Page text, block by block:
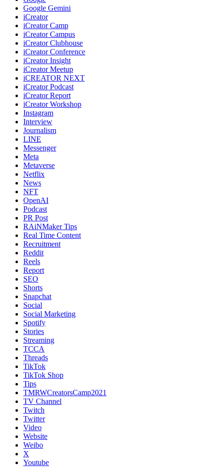
Google Gemini
iCreator
iCreator Camp
iCreator Campus
iCreator Clubhouse
iCreator Conference
iCreator Insight
iCreator Meetup
iCREATOR NEXT
iCreator Podcast
iCreator Report
iCreator Workshop
Instagram
Interview
Journalism
LINE
Messenger
Meta
Metaverse
Netflix
News
NFT
OpenAI
Podcast
PR Post
RAiNMaker Tips
Real Time Content
Recruitment
Reddit
Reels
Report
SEO
Shorts
Snapchat
Social
Social Marketing
Spotify
Stories
Streaming
TCCA
Threads
TikTok
TikTok Shop
Tips
TMRWCreatorsCamp2021
TV Channel
Twitch
Twitter
Video
Website
Weibo
X
Youtube